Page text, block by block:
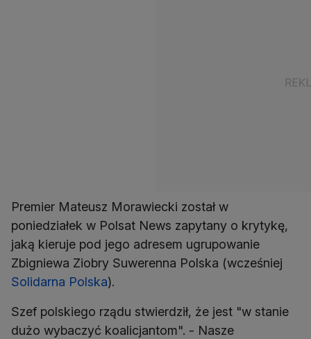
Premier Mateusz Morawiecki został w
poniedziałek w Polsat News zapytany o krytykę,
jaką kieruje pod jego adresem ugrupowanie
Zbigniewa Ziobry Suwerenna Polska (wcześniej
Solidarna Polska).
Szef polskiego rządu stwierdził, że jest "w stanie
dużo wybaczyć koalicjantom". - Nasze